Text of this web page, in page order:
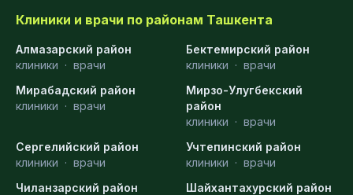
Клиники и врачи по районам Ташкента
Алмазарский район
клиники · врачи
Бектемирский район
клиники · врачи
Мирабадский район
клиники · врачи
Мирзо-Улугбекский
район
клиники · врачи
Сергелийский район
клиники · врачи
Учтепинский район
клиники · врачи
Чиланзарский район
Шайхантахурский район